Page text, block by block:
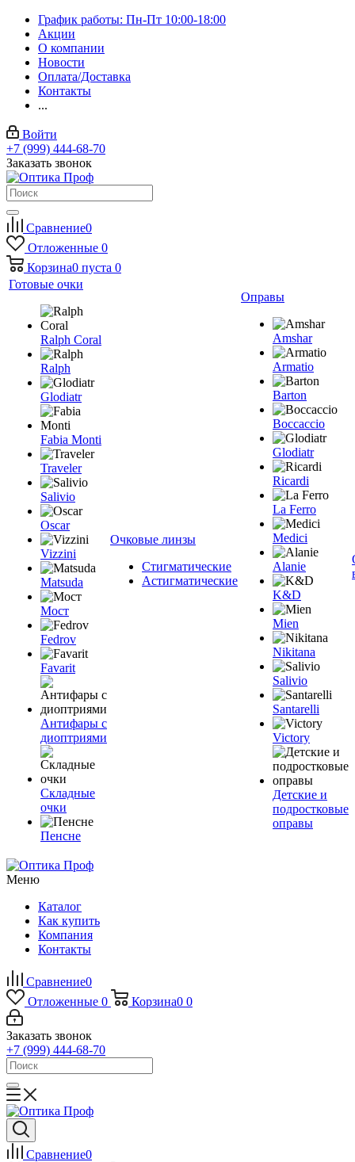
График работы: Пн-Пт 10:00-18:00
Акции
О компании
Новости
Оплата/Доставка
Контакты
...
Войти
+7 (999) 444-68-70
Заказать звонок
Сравнение0
Отложенные 0
Корзина0 пуста 0
Готовые очки
Ralph Coral
Ralph
Glodiatr
Fabia Monti
Traveler
Salivio
Oscar
Vizzini
Matsuda
Мост
Fedrov
Favarit
Антифары с
диоптриями
Складные
очки
Пенсне
Очковые линзы
Стигматические
Астигматические
Оправы
Amshar
Armatio
Barton
Boccaccio
Glodiatr
Ricardi
La Ferro
Medici
Alanie
K&D
Mien
Nikitana
Salivio
Santarelli
Victory
Детские и
подростковые
оправы
Меню
Каталог
Как купить
Компания
Контакты
Сравнение0
Отложенные 0 Корзина0 0
Заказать звонок
+7 (999) 444-68-70
Сравнение0